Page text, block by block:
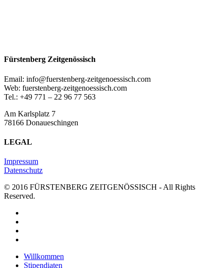
Fürstenberg Zeitgenössisch
Email: info@fuerstenberg-zeitgenoessisch.com
Web: fuerstenberg-zeitgenoessisch.com
Tel.: +49 771 – 22 96 77 563
Am Karlsplatz 7
78166 Donaueschingen
LEGAL
Impressum
Datenschutz
© 2016 FÜRSTENBERG ZEITGENÖSSISCH - All Rights
Reserved.
Close
Menu
Willkommen
Stipendiaten